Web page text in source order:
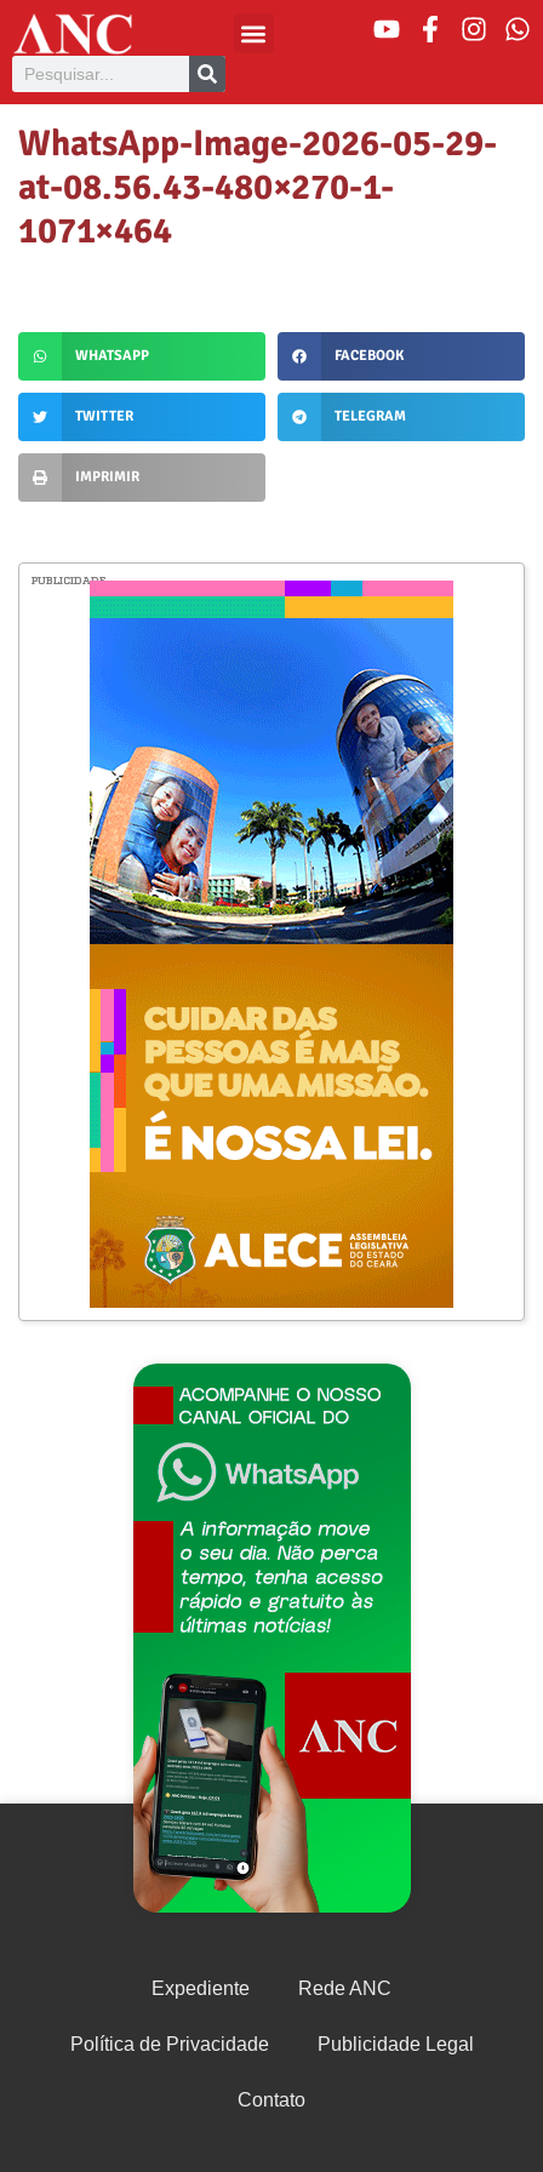
WhatsApp-Image-2026-05-29-
at-08.56.43-480×270-1-
1071×464
WHATSAPP FACEBOOK
TWITTER TELEGRAM
IMPRIMIR
PUBLICIDADE
Expediente Rede ANC
Política de Privacidade Publicidade Legal
Contato